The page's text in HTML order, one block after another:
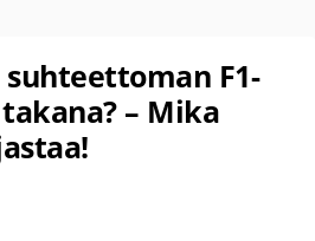
F1-
– Mika